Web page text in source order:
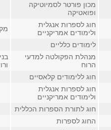
מכון פורטר לסמיוטיקה
ופואטיקה
חוג לספרות אנגלית
ולימודים אמריקניים
לימודים כלליים
מנהלת הפקולטה למדעי
הרוח
חוג ללימודים קלאסיים
חוג לספרות אנגלית
ולימודים אמריקניים
חוג לתורת הספרות הכללית
החוג לספרות